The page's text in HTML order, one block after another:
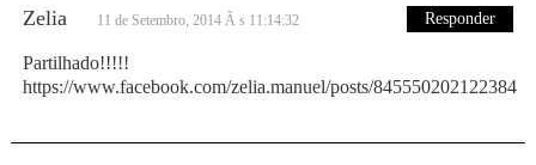
Zelia 11 de Setembro, 2014 Ã s 11:14:32 Responder
Partilhado!!!!!
https://www.facebook.com/zelia.manuel/posts/845550202122384